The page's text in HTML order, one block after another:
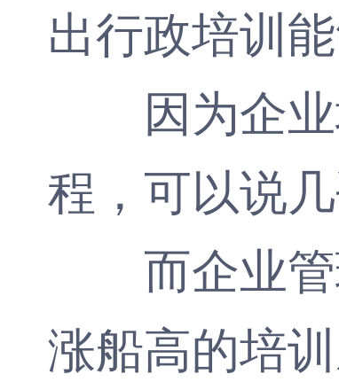
出行政培训
因为企业
程，可以说
而企业管
涨船高的培